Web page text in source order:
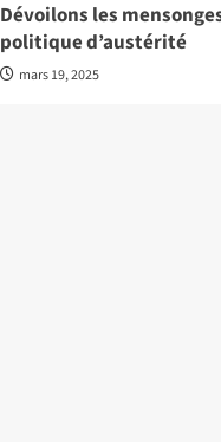
Dévoilons les
politique d’austérité
mars 19, 2025